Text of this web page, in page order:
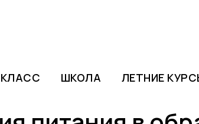
КЛАСС ШКОЛА ЛЕТНИЕ